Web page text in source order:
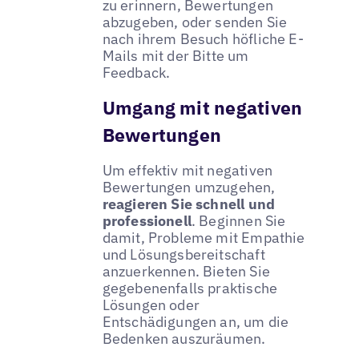
zu erinnern, Bewertungen
abzugeben, oder senden Sie
nach ihrem Besuch höfliche E-
Mails mit der Bitte um
Feedback.
Umgang mit negativen
Bewertungen
Um effektiv mit negativen
Bewertungen umzugehen,
reagieren Sie schnell und
professionell. Beginnen Sie
damit, Probleme mit Empathie
und Lösungsbereitschaft
anzuerkennen. Bieten Sie
gegebenenfalls praktische
Lösungen oder
Entschädigungen an, um die
Bedenken auszuräumen.